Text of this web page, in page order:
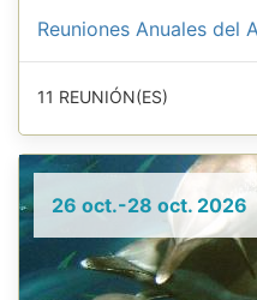
Reuniones Anuales del
11 REUNIÓN(ES)
26 oct.-28 oct. 2026